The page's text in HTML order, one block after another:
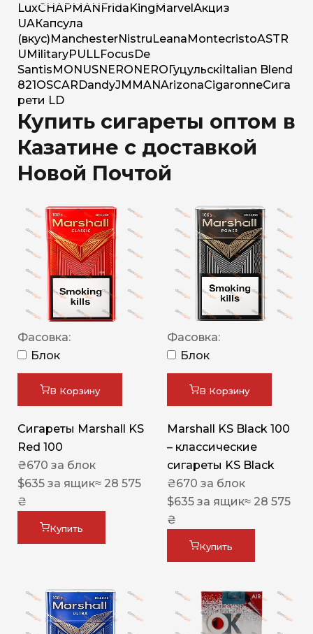
LuxCHAPMANFrida KingMarvel Акциз
UAКапсула
(вкус) ManchesterNistru Leana MontecristoASTR
U MilitaryPULLFocus De
Santis MONUSNERO NERO Гуцульскі Italian Blend
821 OSCAR DandyJM MANArizonaCigaronneСига
рети LD
Купить сигареты оптом в
Казатине с доставкой
Новой Почтой
Фасовка:
Блок
В Корзину
Сигареты Marshall KS
Red 100
₴670 за блок
$635 за ящик≈ 28 575
₴
Купить
Фасовка:
Блок
В Корзину
Marshall KS Black 100
– классические
сигареты KS Black
₴670 за блок
$635 за ящик≈ 28 575
₴
Купить